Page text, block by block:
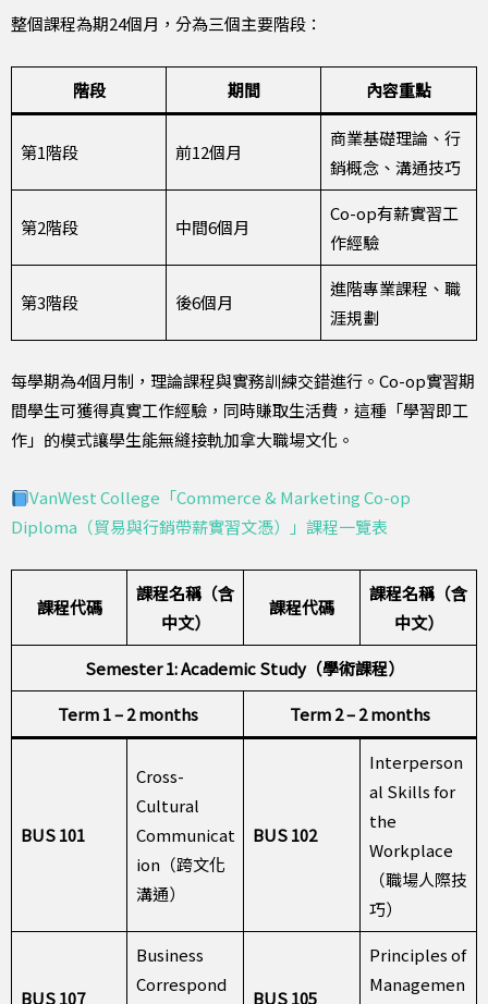
整個課程為期24個月，分為三個主要階段：
階段 期間 內容重點
第1階段 前12個月
商業基礎理論、行
銷概念、溝通技巧
第2階段 中間6個月
Co-op有薪實習工
作經驗
第3階段 後6個月
進階專業課程、職
涯規劃
每學期為4個月制，理論課程與實務訓練交錯進行。Co-op實習期
間學生可獲得真實工作經驗，同時賺取生活費，這種「學習即工
作」的模式讓學生能無縫接軌加拿大職場文化。
VanWest College「Commerce & Marketing Co-op
Diploma（貿易與行銷帶薪實習文憑）」課程一覽表
課程代碼
課程名稱（含
中文）
課程代碼
課程名稱（含
中文）
Semester 1: Academic Study（學術課程）
Term 1 – 2 months
Term 2 – 2 months
BUS 101
Cross-
Cultural
Communicat
ion（跨文化
溝通）
BUS 102
Interperson
al Skills for
the
Workplace
（職場人際技
巧）
BUS 107
Business
Correspond
BUS 105
Principles of
Managemen